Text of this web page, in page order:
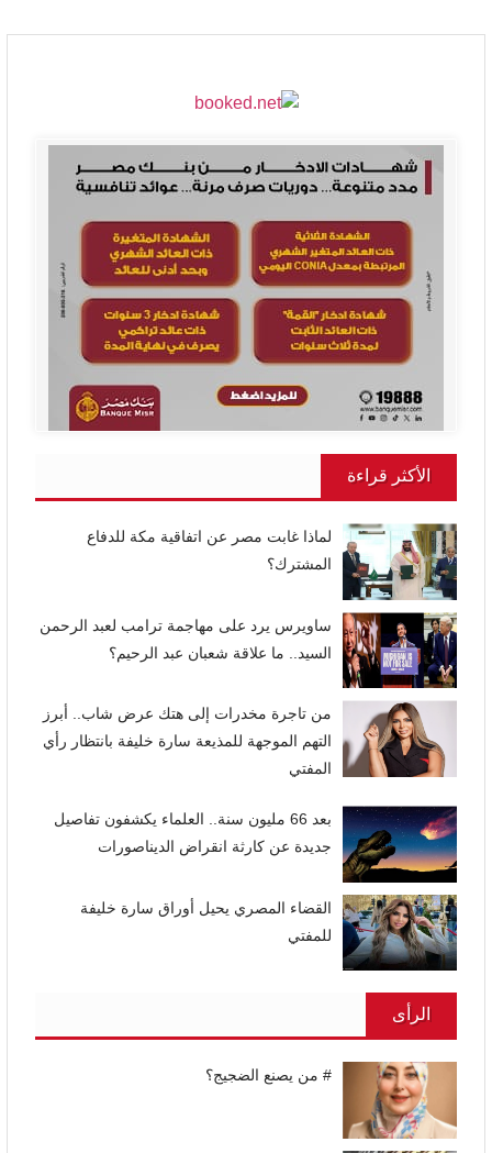
الأكثر قراءة
لماذا غابت مصر عن اتفاقية مكة للدفاع
المشترك؟
ساويرس يرد على مهاجمة ترامب لعبد الرحمن
السيد.. ما علاقة شعبان عبد الرحيم؟
من تاجرة مخدرات إلى هتك عرض شاب.. أبرز
التهم الموجهة للمذيعة سارة خليفة بانتظار رأي
المفتي
بعد 66 مليون سنة.. العلماء يكشفون تفاصيل
جديدة عن كارثة انقراض الديناصورات
القضاء المصري يحيل أوراق سارة خليفة
للمفتي
الرأى
# من يصنع الضجيج؟